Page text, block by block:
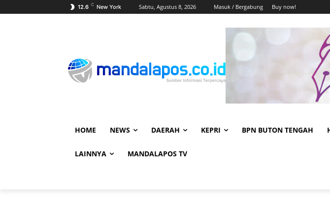
12.6 C New York Sabtu, Agustus 8, 2026 Masuk / Bergabung Buy now!
HOME NEWS DAERAH KEPRI BPN BUTON TENGAH
LAINNYA MANDALAPOS TV